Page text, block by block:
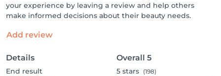
your experience by leaving a review and help others
make informed decisions about their beauty needs.
Add review
Details
End result
Overall 5
5 stars (198)